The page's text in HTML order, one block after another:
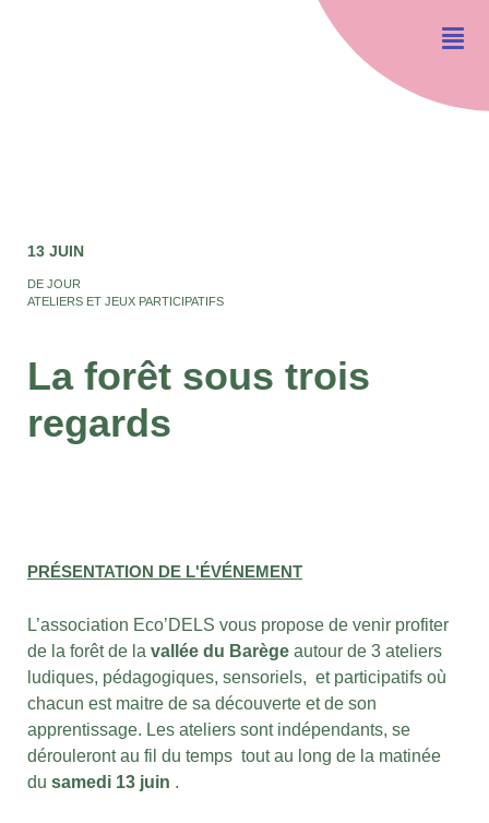
13 JUIN
DE JOUR
ATELIERS ET JEUX PARTICIPATIFS
La forêt sous trois
regards
PRÉSENTATION DE L'ÉVÉNEMENT
L’association Eco’DELS vous propose de venir profiter
de la forêt de la vallée du Barège autour de 3 ateliers
ludiques, pédagogiques, sensoriels, et participatifs où
chacun est maitre de sa découverte et de son
apprentissage. Les ateliers sont indépendants, se
dérouleront au fil du temps tout au long de la matinée
du samedi 13 juin .